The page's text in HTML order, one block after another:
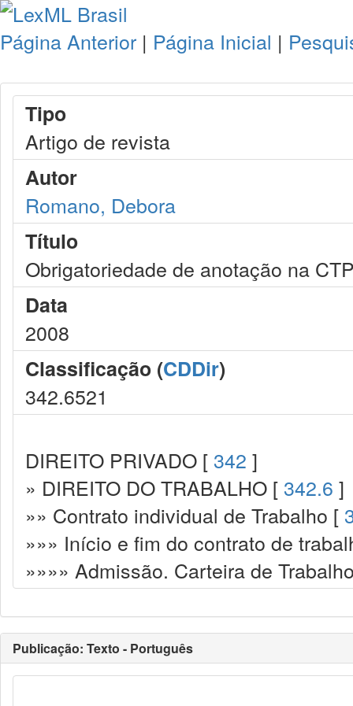
Página Anterior | Página Inicial |
Tipo
Artigo de revista
Autor
Romano, Debora
Título
Obrigatoriedade de anotação na
Data
2008
Classificação (CDDir)
342.6521
DIREITO PRIVADO [ 342 ]
» DIREITO DO TRABALHO [ 342.6 ]
»» Contrato individual de Trabalho [
»»» Início e fim do contrato de
»»»» Admissão. Carteira de
Publicação: Texto - Português